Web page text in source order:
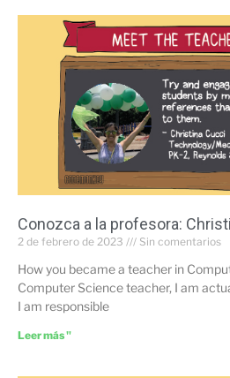
Conozca a la profesora:
2 de febrero de 2023 Sin comentarios
How you became a teacher in
Computer Science teacher, I am
I am responsible
Leer más "